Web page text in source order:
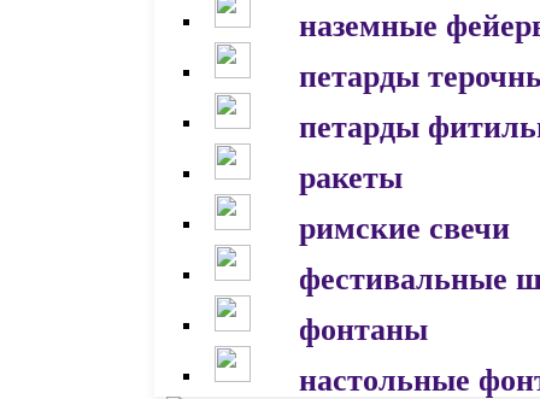
наземные
петарды
петарды
ракеты
римские свечи
фестивальные
фонтаны
настольные